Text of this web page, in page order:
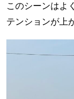
このシーンはよ
テンションが上